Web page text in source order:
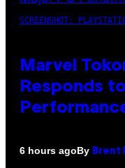
SCREENSHOT:
Marvel
Responds
6 hours agoBy Brent